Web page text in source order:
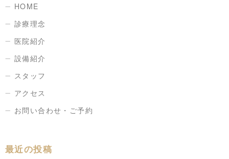
HOME
診療理念
医院紹介
設備紹介
スタッフ
アクセス
お問い合わせ・ご予約
最近の投稿